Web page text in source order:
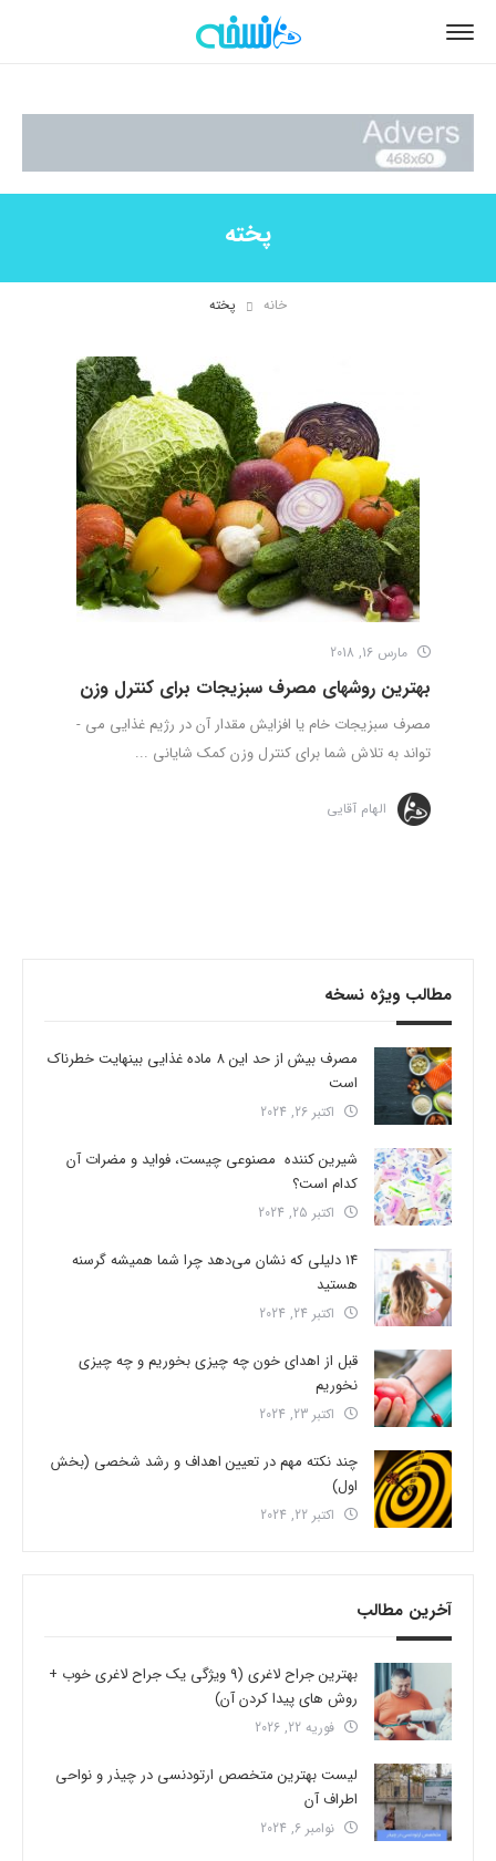
پخته
خانه پخته
مارس 16, 2018
بهترین روش­های مصرف سبزیجات برای کنترل وزن
مصرف سبزیجات خام یا افزایش مقدار آن در رژیم غذایی می ­
تواند به تلاش شما برای کنترل وزن کمک شایانی ...
الهام آقایی
مطالب ویژه نسخه
مصرف بیش از حد این 8 ماده غذایی بینهایت خطرناک
است
اکتبر 26, 2024
شیرین کننده مصنوعی چیست، فواید و مضرات آن
کدام است؟
اکتبر 25, 2024
14 دلیلی که نشان می‌دهد چرا شما همیشه گرسنه
هستید
اکتبر 24, 2024
قبل از اهدای خون چه چیزی بخوریم و چه چیزی
نخوریم
اکتبر 23, 2024
چند نکته مهم در تعیین اهداف و رشد شخصی (بخش
اول)
اکتبر 22, 2024
آخرین مطالب
بهترین جراح لاغری (9 ویژگی یک جراح لاغری خوب +
روش های پیدا کردن آن)
فوریه 22, 2026
لیست بهترین متخصص ارتودنسی در چیذر و نواحی
اطراف آن
نوامبر 6, 2024